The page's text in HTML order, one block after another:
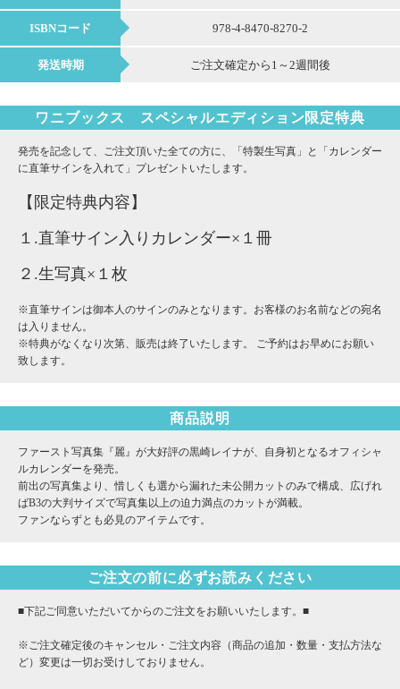
ISBNコード 978-4-8470-8270-2
発送時期 ご注文確定から1～2週間後
ワニブックス スペシャルエディション限定特典
発売を記念して、ご注文頂いた全ての方に、「特製生写真」と「カレンダー
に直筆サインを入れて」プレゼントいたします。
【限定特典内容】
１.直筆サイン入りカレンダー×１冊
２.生写真×１枚
※直筆サインは御本人のサインのみとなります。お客様のお名前などの宛名
は入りません。
※特典がなくなり次第、販売は終了いたします。 ご予約はお早めにお願い
致します。
商品説明
ファースト写真集『麗』が大好評の黒崎レイナが、自身初となるオフィシャ
ルカレンダーを発売。
前出の写真集より、惜しくも選から漏れた未公開カットのみで構成、広げれ
ばB3の大判サイズで写真集以上の迫力満点のカットが満載。
ファンならずとも必見のアイテムです。
ご注文の前に必ずお読みください
■下記ご同意いただいてからのご注文をお願いいたします。■
※ご注文確定後のキャンセル・ご注文内容（商品の追加・数量・支払方法な
ど）変更は一切お受けしておりません。